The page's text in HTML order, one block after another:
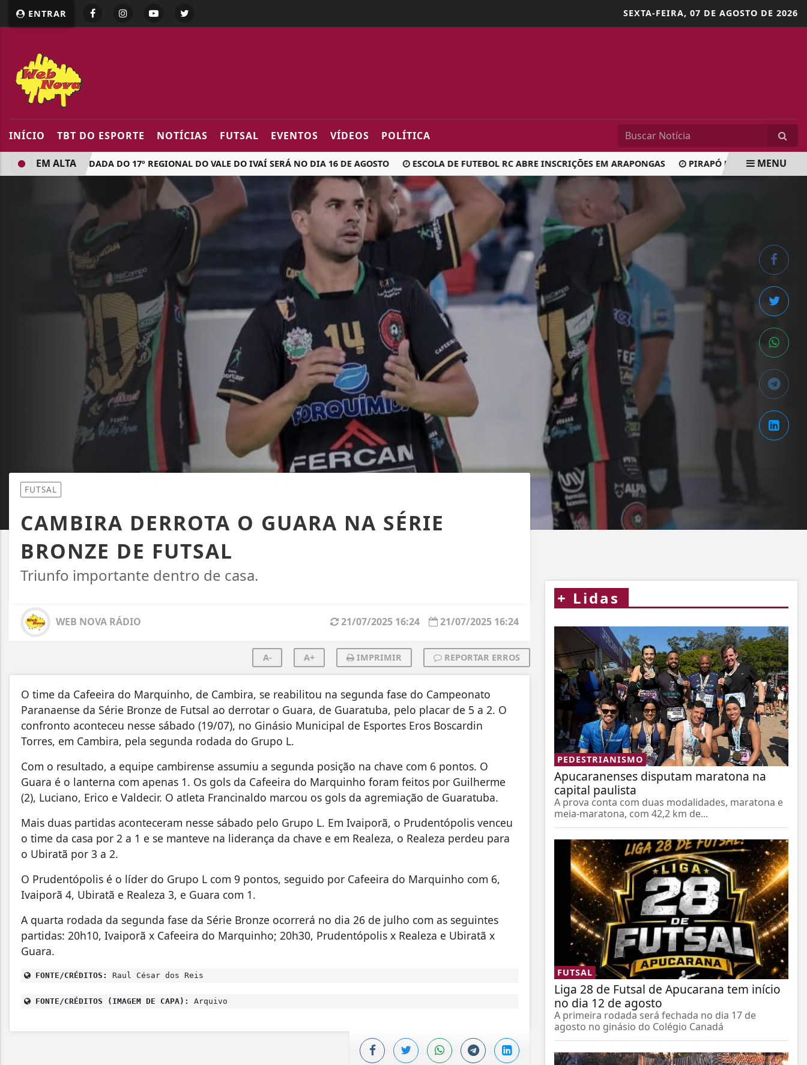
google.com, pub-5218898159836688, DIRECT, f08c47fec0942fa0
ENTRAR SEXTA-FEIRA, 07 DE AGOSTO DE 2026
INÍCIO TBT DO ESPORTE NOTÍCIAS FUTSAL EVENTOS VÍDEOS POLÍTICA
QUARTA RODADA DO 17º REGIONAL DO VALE DO IVAÍ SERÁ NO DIA 16 DE AGOSTO ESCOLA DE FUTEBOL RC ABRE INSCRIÇÕES EM ARAPONGAS PIRAPÓ E BAIANO DISPUTAM
EM ALTA MENU
FUTSAL
CAMBIRA DERROTA O GUARA NA SÉRIE
BRONZE DE FUTSAL
Triunfo importante dentro de casa.
WEB NOVA RÁDIO 21/07/2025 16:24
21/07/2025 16:24
A- A+ IMPRIMIR REPORTAR ERROS
O time da Cafeeira do Marquinho, de Cambira, se reabilitou na segunda fase do Campeonato
Paranaense da Série Bronze de Futsal ao derrotar o Guara, de Guaratuba, pelo placar de 5 a 2. O
confronto aconteceu nesse sábado (19/07), no Ginásio Municipal de Esportes Eros Boscardin
Torres, em Cambira, pela segunda rodada do Grupo L.
Com o resultado, a equipe cambirense assumiu a segunda posição na chave com 6 pontos. O
Guara é o lanterna com apenas 1. Os gols da Cafeeira do Marquinho foram feitos por Guilherme
(2), Luciano, Erico e Valdecir. O atleta Francinaldo marcou os gols da agremiação de Guaratuba.
Mais duas partidas aconteceram nesse sábado pelo Grupo L. Em Ivaiporã, o Prudentópolis venceu
o time da casa por 2 a 1 e se manteve na liderança da chave e em Realeza, o Realeza perdeu para
o Ubiratã por 3 a 2.
O Prudentópolis é o líder do Grupo L com 9 pontos, seguido por Cafeeira do Marquinho com 6,
Ivaiporã 4, Ubiratã e Realeza 3, e Guara com 1.
A quarta rodada da segunda fase da Série Bronze ocorrerá no dia 26 de julho com as seguintes
partidas: 20h10, Ivaiporã x Cafeeira do Marquinho; 20h30, Prudentópolis x Realeza e Ubiratã x
Guara.
FONTE/CRÉDITOS: Raul César dos Reis
FONTE/CRÉDITOS (IMAGEM DE CAPA): Arquivo
+ Lidas
PEDESTRIANISMO
Apucaranenses disputam maratona na
capital paulista
A prova conta com duas modalidades, maratona e
meia-maratona, com 42,2 km de...
FUTSAL
Liga 28 de Futsal de Apucarana tem início
no dia 12 de agosto
A primeira rodada será fechada no dia 17 de
agosto no ginásio do Colégio Canadá